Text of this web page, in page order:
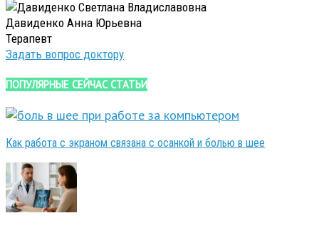
Давиденко Анна Юрьевна
Терапевт
Задать вопрос доктору
ПОПУЛЯРНЫЕ СЕЙЧАС СТАТЬИ
Как работа с экраном связана с осанкой и болью в шее